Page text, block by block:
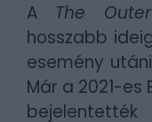
A The
hosszabb
esemény
Már a 2021-es